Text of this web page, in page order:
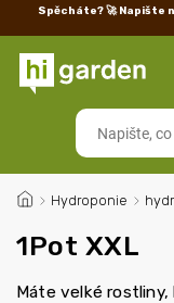
Spěcháte? 🚀 Napište
/ Hydroponie /
1Pot XXL
Máte velké